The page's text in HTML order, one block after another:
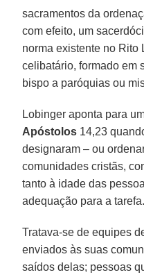
sacramentos da
com efeito, um
norma existente no Rito
celibatário, formado em
bispo a paróquias ou
Lobinger aponta para
Apóstolos 14,23
designaram – ou
comunidades cristãs,
tanto à idade das
adequação para a tarefa.
Tratava-se de equipes
enviados às suas
saídos delas; pessoas